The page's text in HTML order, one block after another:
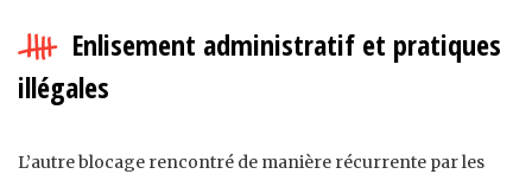
Enlisement administratif et pratiques
illégales
L’autre blocage rencontré de manière récurrente par les